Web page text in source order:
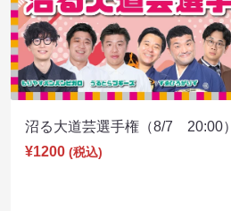
沼る大道芸選手権（8/7 20:00）
¥1200 (税込)